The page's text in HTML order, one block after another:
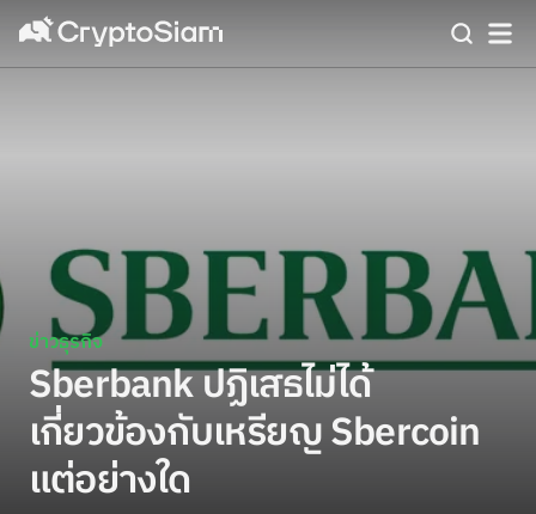
ข่าวธุรกิจ
Sberbank ปฏิเสธไม่ได้
เกี่ยวข้องกับเหรียญ Sbercoin
แต่อย่างใด